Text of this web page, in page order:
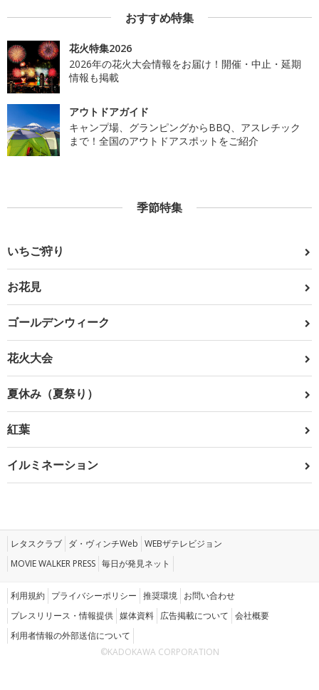
おすすめ特集
花火特集2026
2026年の花火大会情報をお届け！開催・中止・延期
情報も掲載
アウトドアガイド
キャンプ場、グランピングからBBQ、アスレチック
まで！全国のアウトドアスポットをご紹介
季節特集
いちご狩り
お花見
ゴールデンウィーク
花火大会
夏休み（夏祭り）
紅葉
イルミネーション
レタスクラブ ダ・ヴィンチWeb WEBザテレビジョン
MOVIE WALKER PRESS 毎日が発見ネット
利用規約 プライバシーポリシー 推奨環境 お問い合わせ
プレスリリース・情報提供 媒体資料 広告掲載について 会社概要
利用者情報の外部送信について
©KADOKAWA CORPORATION